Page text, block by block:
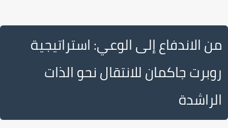
من الاندفاع إلى الوعي: استراتيجية
روبرت جاكمان للانتقال نحو الذات
الراشدة